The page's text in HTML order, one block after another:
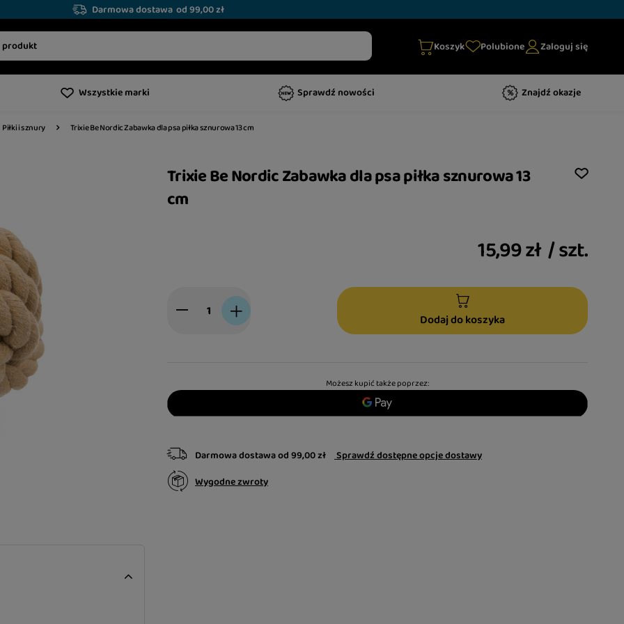
Darmowa dostawa od 99,00 zł
Koszyk Polubione Zaloguj się
Wszystkie marki Sprawdź nowości Znajdź okazje
Piłki i sznury Trixie Be Nordic Zabawka dla psa piłka sznurowa 13 cm
Trixie Be Nordic Zabawka dla psa piłka sznurowa 13
cm
15,99 zł /szt.
Dodaj do koszyka
Możesz kupić także poprzez:
Darmowa dostawaod99,00 zł Sprawdź dostępne opcje dostawy
Wygodne zwroty